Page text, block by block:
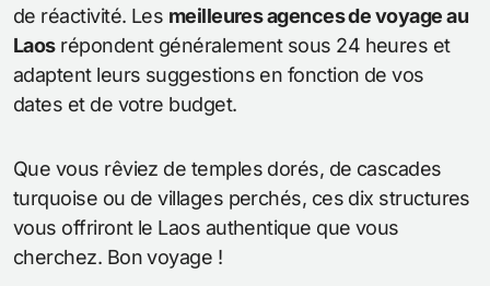
de réactivité. Les meilleures agences de voyage au
Laosrépondent généralement sous 24 heures et
adaptent leurs suggestions en fonction de vos
dates et de votre budget.
Que vous rêviez de temples dorés, de cascades
turquoise ou de villages perchés, ces dix structures
vous offriront le Laos authentique que vous
cherchez. Bon voyage !